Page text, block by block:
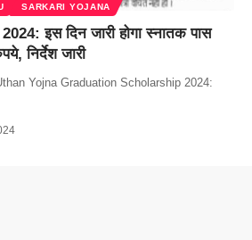
SARKARI YOJANA
इस दिन जारी होगा स्नातक पास
निर्देश जारी
Yojna Graduation Scholarship 2024: